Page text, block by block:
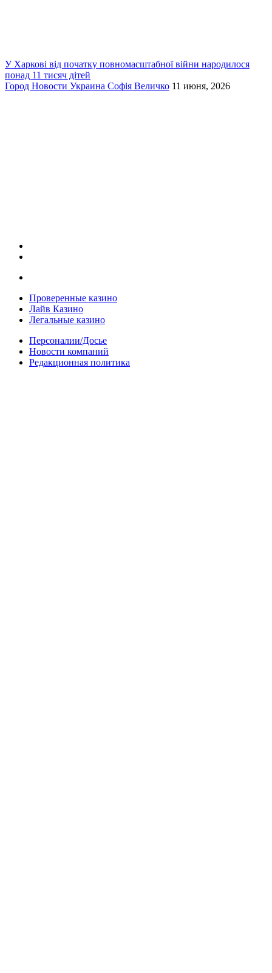
У Харкові від початку повномасштабної війни народилося
понад 11 тисяч дітей
Город Новости Украина Софія Величко 11 июня, 2026
Проверенные казино
Лайв Казино
Легальные казино
Персоналии/Досье
Новости компаний
Редакционная политика